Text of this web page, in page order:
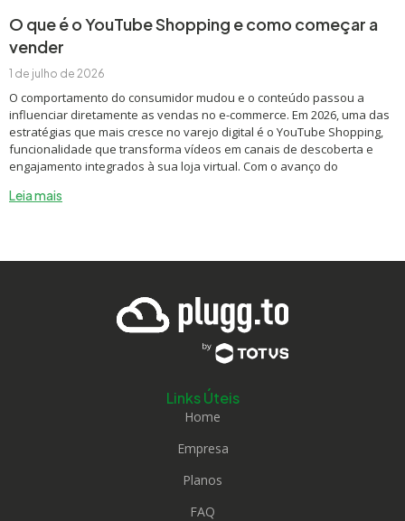
O que é o YouTube Shopping e como começar a
vender
1 de julho de 2026
O comportamento do consumidor mudou e o conteúdo passou a
influenciar diretamente as vendas no e-commerce. Em 2026, uma das
estratégias que mais cresce no varejo digital é o YouTube Shopping,
funcionalidade que transforma vídeos em canais de descoberta e
engajamento integrados à sua loja virtual. Com o avanço do
Leia mais
Links Úteis
Home
Empresa
Planos
FAQ